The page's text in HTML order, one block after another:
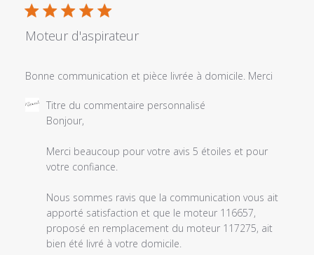
Moteur d'aspirateur
Bonne communication et pièce livrée à domicile. Merci
Commentaires
magasin
l'examen
Titre du commentaire personnalisé
Bonjour,
Merci beaucoup pour votre avis 5 étoiles et pour
votre confiance.
Nous sommes ravis que la communication vous ait
apporté satisfaction et que le moteur 116657,
proposé en remplacement du moteur 117275, ait
bien été livré à votre domicile.